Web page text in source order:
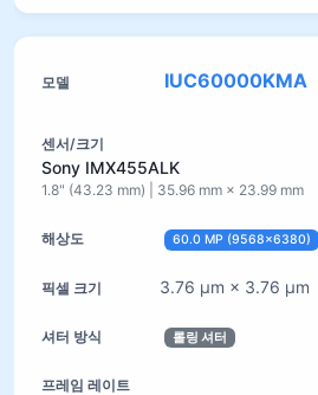
IUC60000KMA
Sony IMX455ALK
1.8" (43.23 mm) | 35.96 mm × 23.99 mm
60.0 MP (9568×6380)
3.76 µm × 3.76 µm
롤링 셔터